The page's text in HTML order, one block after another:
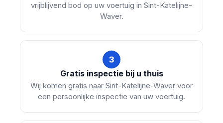
vrijblijvend bod op uw voertuig in Sint-Katelijne-
Waver.
3
Gratis inspectie bij u thuis
Wij komen gratis naar Sint-Katelijne-Waver voor
een persoonlijke inspectie van uw voertuig.